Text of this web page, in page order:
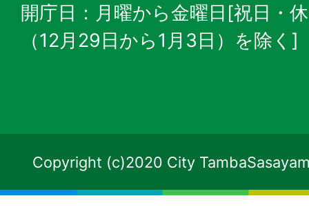
開庁日：月曜から金曜日[祝日・
（12月29日から1月3日）を除く]
Copyright (c)2020 City